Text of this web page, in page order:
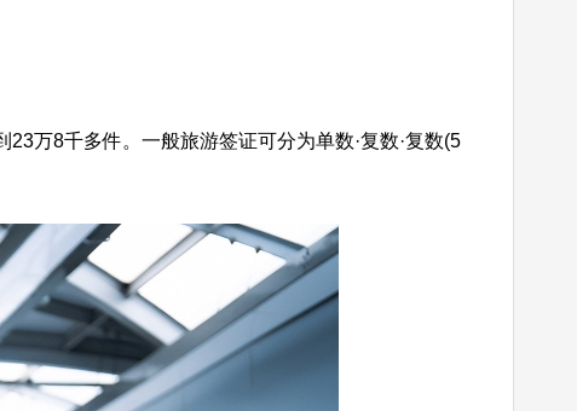
万8千多件。一般旅游签证可分为单数·复数·复数(5